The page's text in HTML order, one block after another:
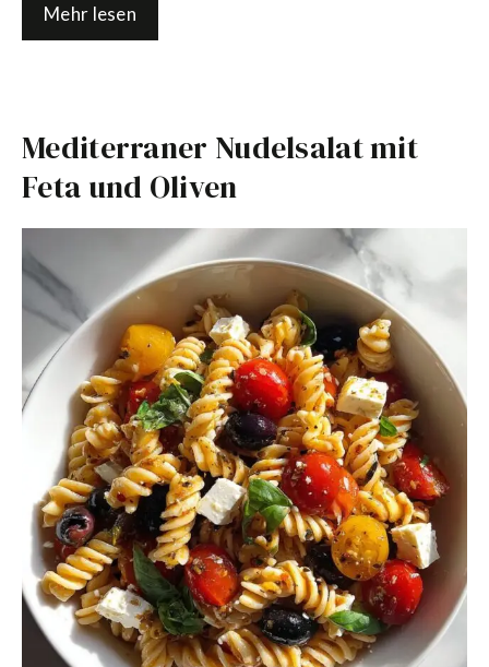
Mehr lesen
Mediterraner Nudelsalat mit
Feta und Oliven